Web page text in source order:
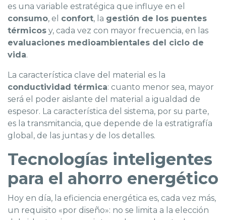
es una variable estratégica que influye en el
consumo, el confort, la gestión de los puentes
térmicos y, cada vez con mayor frecuencia, en las
evaluaciones medioambientales del ciclo de
vida.
La característica clave del material es la
conductividad térmica: cuanto menor sea, mayor
será el poder aislante del material a igualdad de
espesor. La característica del sistema, por su parte,
es la transmitancia, que depende de la estratigrafía
global, de las juntas y de los detalles.
Tecnologías inteligentes
para el ahorro energético
Hoy en día, la eficiencia energética es, cada vez más,
un requisito «por diseño»: no se limita a la elección